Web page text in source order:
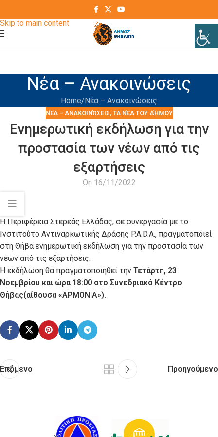
Skip to main content
Νέα – Ανακοινώσεις
Home Νέα – Ανακοινώσεις
ΝΈΑ – ΑΝΑΚΟΙΝΏΣΕΙΣ, ΤΑ ΝΈΑ ΤΟΥ ΔΉΜΟΥ
Eνημερωτική εκδήλωση για την
προστασία των νέων από τις
εξαρτήσεις
On 16/11/2022
Η Περιφέρεια Στερεάς Ελλάδας, σε συνεργασία με το
Ινστιτούτο Αντιναρκωτικής Δράσης P.A.D.A., πραγματοποιεί
στη Θήβα ενημερωτική εκδήλωση για την προστασία των
νέων από τις εξαρτήσεις.
Η εκδήλωση θα πραγματοποιηθεί την Τετάρτη, 23
Νοεμβρίου και ώρα 18:00 στο Συνεδριακό Κέντρο
Θήβας(αίθουσα «ΑΡΜΟΝΙΑ»).
Επόμενο Προηγούμενο